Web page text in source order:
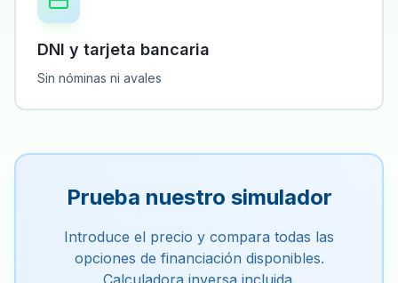
DNI y tarjeta bancaria
Sin nóminas ni avales
Prueba nuestro simulador
Introduce el precio y compara todas las
opciones de financiación disponibles.
Calculadora inversa incluida.